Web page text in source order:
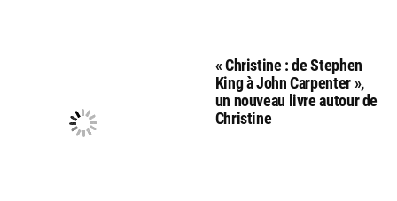
« Christine : de Stephen
King à John Carpenter »,
un nouveau livre autour de
Christine